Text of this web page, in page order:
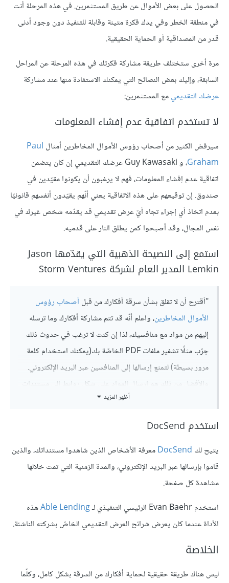
الحصول على بعض الأموال عن طريق المستثمرين. في هذه المرحلة أنت
في منطقة الخطر وفي يدك فكرة متينة وقابلة للتنفيذ دون وجود أدنى
قدر من المصداقية أو الحماية الحقيقية.
مرة أخرى ستختلف طريقة مشاركة فكرتك في هذه المرحلة عن المراحل
السابقة، وإليك بعض النصائح التي يمكنك الاستفادة منها عند مشاركة
عرضك التقديميمع المستثمرين:
لا تستخدم اتفاقية عدم إفشاء المعلومات
سيرفض الكثير من أصحاب رؤوس الأموال المخاطرين أمثال Paul
Graham
، و Guy Kawasaki عرضك التقديمي إن كان يتضمن
اتفاقية عدم إفشاء المعلومات، فهم لا يرغبون أن يكونوا مقيّدين في
صندوق. إن توقيعهم على هذه الاتفاقية يعني أنّهم يقيّدون أنفسهم قانونيًا
بعدم اتخاذ أي إجراء تجاه أيّ عرض تقديمي قد يقدّمه شخص غيرك في
نفس المجال، وقد أصبحوا كمن يطلق النار على قدميه.
استمع إلى النصيحة الذهبية التي يقدّمها Jason
Lemkin المدير العام لشركة Storm Ventures
"أقترح أن لا تقلق بشأن سرقة أفكارك من قبل أصحاب رؤوس
الأموال المخاطرين، واعلم أنّه قد تتم مشاركة أفكارك وما ترسله
إليهم من مواد مع منافسيك، لذا إن كنت لا ترغب في حدوث ذلك
جرّب مثلًا تشفير ملفات PDF الخاصّة بك(يمكنك استخدام كلمة
مرور بسيطة) لتمنع إرسالها إلى المنافسين عبر البريد الإلكتروني.
والأفضل من ذلك هو إرسال المواد على شكل روابط إلى مستندات
Google ذات إمكانية وصول محدودة، حيث يكون بمقدورك إلغاء
أظهر المزيد
استخدم DocSend
يتيح لك DocSendمعرفة الأشخاص الذين شاهدوا مستنداتك، والذين
قاموا بإرسالها عبر البريد الإلكتروني، والمدة الزمنية التي تمت خلالها
مشاهدة كل صفحة.
استخدم Evan Baehr الرئيسي التنفيذي لـ
Able Lendingهذه
الأداة عندما كان يعرض شرائح العرض التقديمي الخاصّ بشركته الناشئة.
الخلاصة
ليس هناك طريقة حقيقية لحماية أفكارك من السرقة بشكل كامل، وكلّما